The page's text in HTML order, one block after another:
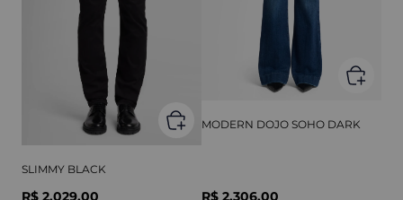
SLIMMY BLACK
R$ 2.029,00
MODERN DOJO SOHO DARK
R$ 2.306,00